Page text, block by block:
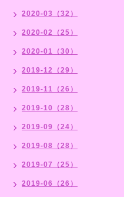
2020-03（32）
2020-02（25）
2020-01（30）
2019-12（29）
2019-11（26）
2019-10（28）
2019-09（24）
2019-08（28）
2019-07（25）
2019-06（26）